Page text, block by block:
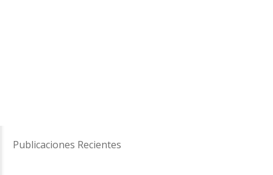
Publicaciones Recientes